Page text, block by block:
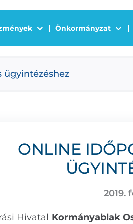
Önkormányzat
ügyintézéshez
ONLINE
2019.
Hivatal Kormányablak